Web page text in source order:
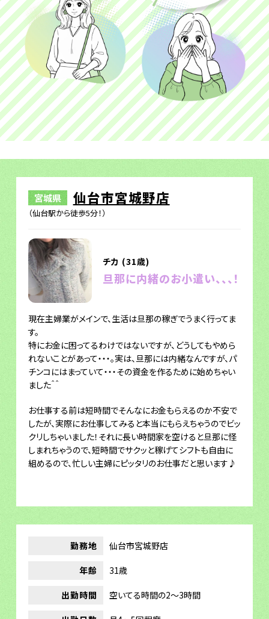
宮城県 仙台市宮城野店
（仙台駅から徒歩5分！）
チカ (31歳)
旦那に内緒のお小遣い、、、！
現在主婦業がメインで、生活は旦那の稼ぎでうまく行ってま
す。
特にお金に困ってるわけではないですが、どうしてもやめら
れないことがあって・・・。実は、旦那には内緒なんですが、パ
チンコにはまっていて・・・その資金を作るために始めちゃい
ました＾＾
お仕事する前は短時間でそんなにお金もらえるのか不安で
したが、実際にお仕事してみると本当にもらえちゃうのでビッ
クリしちゃいました！それに長い時間家を空けると旦那に怪
しまれちゃうので、短時間でサクッと稼げてシフトも自由に
組めるので、忙しい主婦にピッタリのお仕事だと思います♪
勤務地 仙台市宮城野店
年齢 31歳
出勤時間 空いてる時間の2～3時間